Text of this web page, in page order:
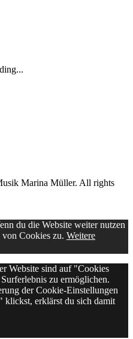
Marina Müller. All rights
du die Website weiter nutzen
von Cookies zu. Weitere
Website sind auf "Cookies
zu ermöglichen.
der Cookie-Einstellungen
klickst, erklärst du sich damit